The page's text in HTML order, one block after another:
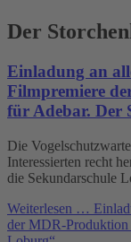
Der
Einladung an
Filmpremiere
für Adebar. Der
Die
Interessierten recht
die Sekundarschule
Weiterlesen …
der MDR-Produktion